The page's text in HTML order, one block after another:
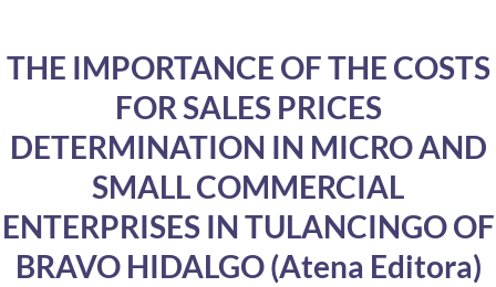
Controladoria-Geral da União
Secretaria de Governo
Gabinete de Segurança Institucional
THE IMPORTANCE OF THE COSTS
FOR SALES PRICES
DETERMINATION IN MICRO AND
SMALL COMMERCIAL
ENTERPRISES IN TULANCINGO OF
BRAVO HIDALGO (Atena Editora)